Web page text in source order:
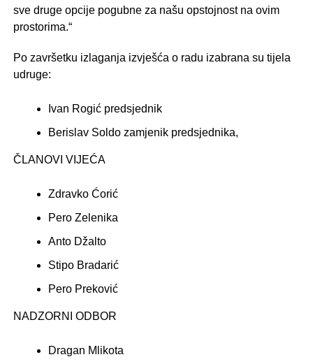
sve druge opcije pogubne za našu opstojnost na ovim
prostorima.“
Po završetku izlaganja izvješća o radu izabrana su tijela
udruge:
Ivan Rogić predsjednik
Berislav Soldo zamjenik predsjednika,
ČLANOVI VIJEĆA
Zdravko Ćorić
Pero Zelenika
Anto Džalto
Stipo Bradarić
Pero Preković
NADZORNI ODBOR
Dragan Mlikota